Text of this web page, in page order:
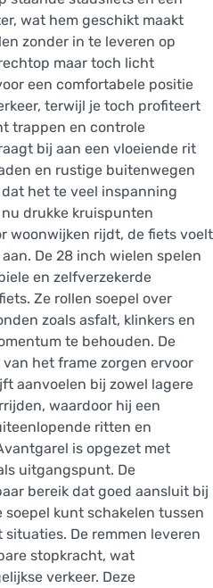
wat hem geschikt maakt
zonder in te leveren op
maar toch licht
een comfortabele positie
terwijl je toch profiteert
trappen en controle
bij aan een vloeiende rit
en rustige buitenwegen
het te veel inspanning
drukke kruispunten
woonwijken rijdt, de fiets voelt
De 28 inch wielen spelen
en zelfverzekerde
Ze rollen soepel over
zoals asfalt, klinkers en
te behouden. De
het frame zorgen ervoor
aanvoelen bij zowel lagere
waardoor hij een
ritten en
is opgezet met
uitgangspunt. De
bereik dat goed aansluit bij
kunt schakelen tussen
De remmen leveren
stopkracht, wat
verkeer. Deze